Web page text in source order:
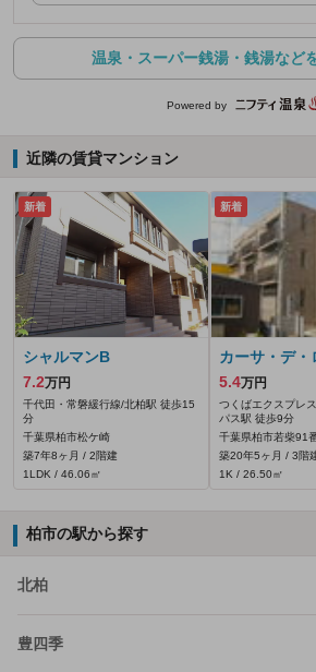
温泉・スーパー銭湯・銭湯など
Powered by
近隣の賃貸マンション
新着
シャルマンB
7.2万円
千代田・常磐緩行線/北柏駅 徒歩15
分
千葉県柏市松ケ崎
築7年8ヶ月 / 2階建
1LDK / 46.06㎡
新着
カーサ・デ・
5.4万円
つくばエクスプレ
パス駅 徒歩9分
千葉県柏市若柴91
築20年5ヶ月 / 3階
1K / 26.50㎡
柏市の駅から探す
北柏
豊四季